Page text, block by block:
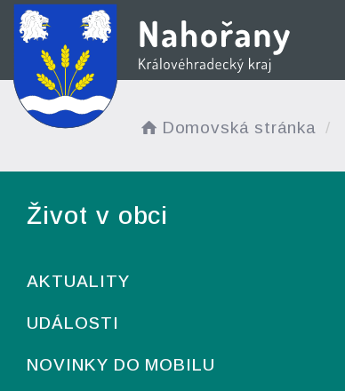
Domovská stránka
Život v obci
AKTUALITY
UDÁLOSTI
NOVINKY DO MOBILU